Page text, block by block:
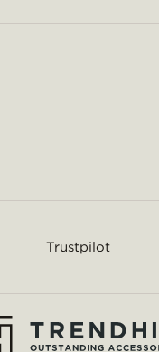
Trustpilot